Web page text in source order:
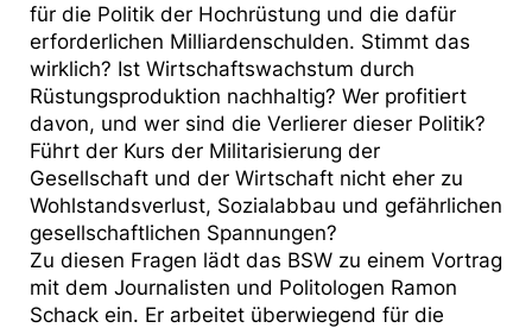
für die Politik der Hochrüstung und die dafür
erforderlichen Milliardenschulden. Stimmt das
wirklich? Ist Wirtschaftswachstum durch
Rüstungsproduktion nachhaltig? Wer profitiert
davon, und wer sind die Verlierer dieser Politik?
Führt der Kurs der Militarisierung der
Gesellschaft und der Wirtschaft nicht eher zu
Wohlstandsverlust, Sozialabbau und gefährlichen
gesellschaftlichen Spannungen?
Zu diesen Fragen lädt das BSW zu einem Vortrag
mit dem Journalisten und Politologen Ramon
Schack ein. Er arbeitet überwiegend für die